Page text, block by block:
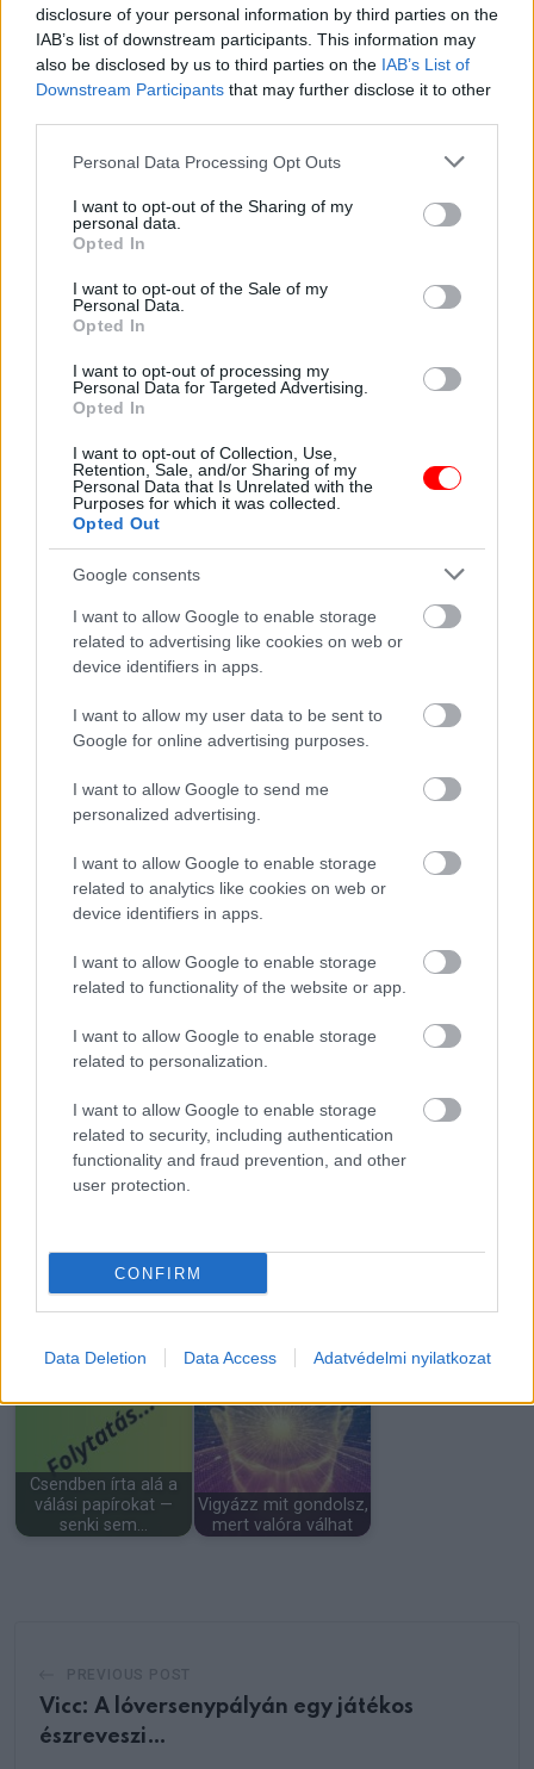
disclosure of your personal information by third parties on the
IAB’s list of downstream participants. This information may
also be disclosed by us to third parties on the IAB’s List of
Downstream Participants that may further disclose it to other
Please note that this website/app uses one or more Google
not limited to your visit or usage behaviour. You may click to
grant or deny consent to Google and its third-party tags to
use your data for below specified purposes in below Google
consent section.
Personal Data Processing Opt Outs
I want to opt-out of the Sharing of my
personal data.
Opted In
I want to opt-out of the Sale of my
Personal Data.
Opted In
I want to opt-out of processing my
Personal Data for Targeted Advertising.
Opted In
I want to opt-out of Collection, Use,
Retention, Sale, and/or Sharing of my
Personal Data that Is Unrelated with the
Purposes for which it was collected.
Opted Out
Google consents
I want to allow Google to enable storage
related to advertising like cookies on web or
device identifiers in apps.
I want to allow my user data to be sent to
Google for online advertising purposes.
I want to allow Google to send me
personalized advertising.
I want to allow Google to enable storage
related to analytics like cookies on web or
device identifiers in apps.
I want to allow Google to enable storage
related to functionality of the website or app.
I want to allow Google to enable storage
related to personalization.
I want to allow Google to enable storage
related to security, including authentication
functionality and fraud prevention, and other
user protection.
CONFIRM
Data Deletion Data Access Adatvédelmi nyilatkozat
Ma este érkezik a
szuperhold, új fejezet
nyílik…
A padláson találtam
egy 1991-es levelet
az első…
A 13 éves lányom kis
asztalt tett ki az
Egy nő videózni
strandon…
Napi horoszkóp 03.30
Évekig gúnyoltak az
osztálytársaim a
menzás nagymamám
miatt.
gyereket, de a férjem
könyörgött érte
hogy elvesztettem az
egyik…
nagy sebességgel
száguldott…
fordulatot hozhat
ezeknek a jegyeknek…
Egy artista jelentkezik
a cirkuszhoz:
Minden héten a
sarokból figyeltem…
míg egy botrány…
Kislány
hercegnőjelmezben
mentett meg egy…
egy nap…
Csendben írta alá a
válási papírokat —
senki sem…
Vigyázz mit gondolsz,
mert valóra válhat
Vicc: A lóversenypályán egy játékos
észreveszi…